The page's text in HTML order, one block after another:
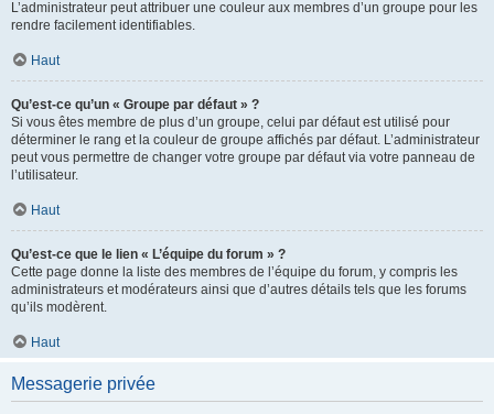
L’administrateur peut attribuer une couleur aux membres d’un groupe pour les
rendre facilement identifiables.
Haut
Qu’est-ce qu’un « Groupe par défaut » ?
Si vous êtes membre de plus d’un groupe, celui par défaut est utilisé pour
déterminer le rang et la couleur de groupe affichés par défaut. L’administrateur
peut vous permettre de changer votre groupe par défaut via votre panneau de
l’utilisateur.
Haut
Qu’est-ce que le lien « L’équipe du forum » ?
Cette page donne la liste des membres de l’équipe du forum, y compris les
administrateurs et modérateurs ainsi que d’autres détails tels que les forums
qu’ils modèrent.
Haut
Messagerie privée